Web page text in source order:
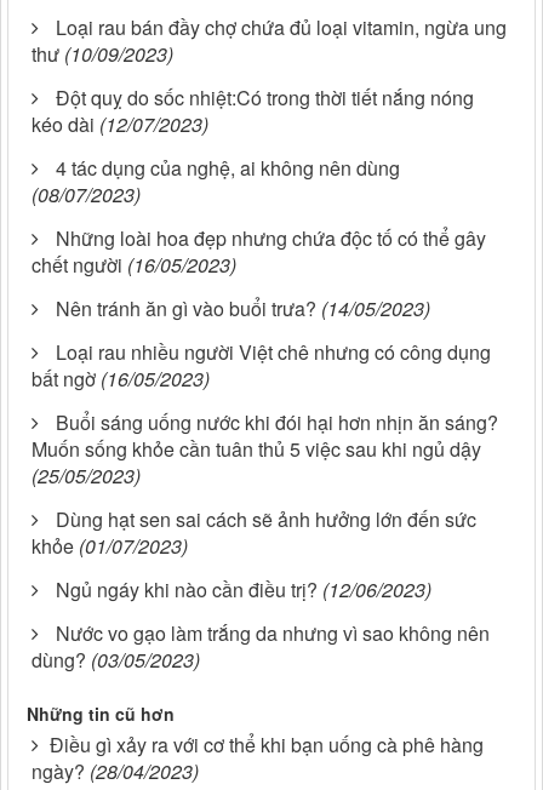
Loại rau bán đầy chợ chứa đủ loại vitamin, ngừa ung
thư (10/09/2023)
Đột quỵ do sốc nhiệt:Có trong thời tiết nắng nóng
kéo dài (12/07/2023)
4 tác dụng của nghệ, ai không nên dùng
(08/07/2023)
Những loài hoa đẹp nhưng chứa độc tố có thể gây
chết người (16/05/2023)
Nên tránh ăn gì vào buổi trưa? (14/05/2023)
Loại rau nhiều người Việt chê nhưng có công dụng
bất ngờ (16/05/2023)
Buổi sáng uống nước khi đói hại hơn nhịn ăn sáng?
Muốn sống khỏe cần tuân thủ 5 việc sau khi ngủ dậy
(25/05/2023)
Dùng hạt sen sai cách sẽ ảnh hưởng lớn đến sức
khỏe (01/07/2023)
Ngủ ngáy khi nào cần điều trị? (12/06/2023)
Nước vo gạo làm trắng da nhưng vì sao không nên
dùng? (03/05/2023)
Những tin cũ hơn
Điều gì xảy ra với cơ thể khi bạn uống cà phê hàng
ngày? (28/04/2023)